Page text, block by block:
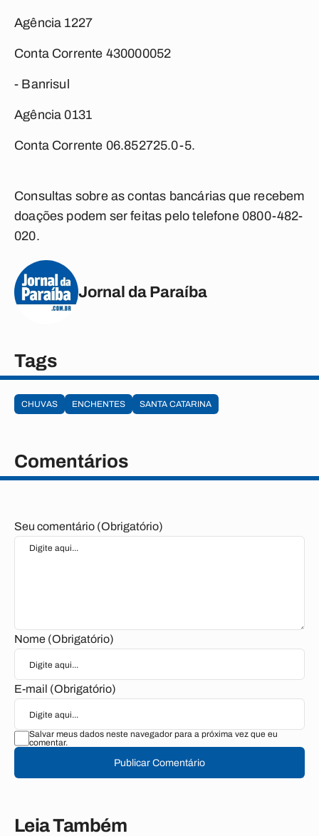
Agência 1227
Conta Corrente 430000052
- Banrisul
Agência 0131
Conta Corrente 06.852725.0-5.
Consultas sobre as contas bancárias que recebem
doações podem ser feitas pelo telefone 0800-482-
020.
Jornal da Paraíba
Tags
CHUVAS ENCHENTES SANTA CATARINA
Comentários
Seu comentário (Obrigatório)
Nome (Obrigatório)
E-mail (Obrigatório)
Salvar meus dados neste navegador para a próxima vez que eu
comentar.
Publicar Comentário
Leia Também